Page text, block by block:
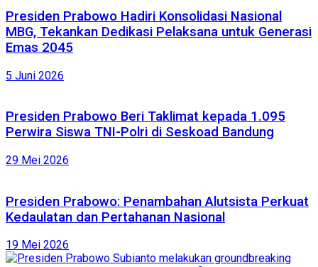
Presiden Prabowo Hadiri Konsolidasi Nasional
MBG, Tekankan Dedikasi Pelaksana untuk Generasi
Emas 2045
5 Juni 2026
Presiden Prabowo Beri Taklimat kepada 1.095
Perwira Siswa TNI-Polri di Seskoad Bandung
29 Mei 2026
Presiden Prabowo: Penambahan Alutsista Perkuat
Kedaulatan dan Pertahanan Nasional
19 Mei 2026